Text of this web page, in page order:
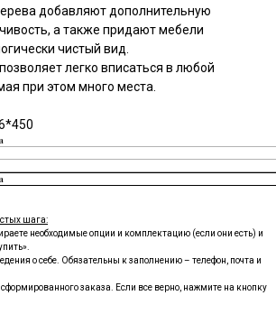
добавляют дополнительную
а также придают мебели
чистый вид.
легко вписаться в любой
при этом много места.
шага:
необходимые опции и комплектацию (если они есть) и
о себе. Обязательны к заполнению – телефон, почта и
заказа. Если все верно, нажмите на кнопку